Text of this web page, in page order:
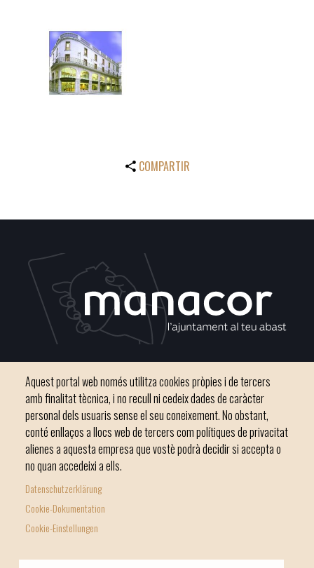
COMPARTIR
Footer
menu
-
Inici Ajuntament El nostre municipi
Phone 971 84 91 00 - CIF: P0703300D
Aquest portal web només utilitza cookies pròpies i de tercers
amb finalitat tècnica, i no recull ni cedeix dades de caràcter
personal dels usuaris sense el seu coneixement. No obstant,
conté enllaços a llocs web de tercers com polítiques de privacitat
alienes a aquesta empresa que vostè podrà decidir si accepta o
no quan accedeixi a ells.
Datenschutzerklärung
Cookie-Dokumentation
Cookie-Einstellungen
© Ajuntament de Manacor